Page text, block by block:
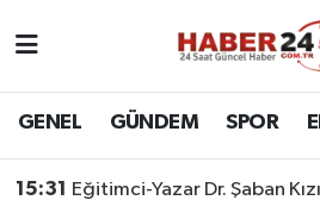
GENEL GÜNDEM SPOR
15:31 Eğitimci-Yazar Dr. Şaban
Nöbetçi Eczaneler